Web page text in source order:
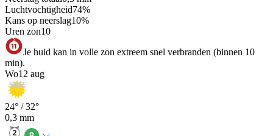
Luchtvochtigheid74%
Kans op neerslag10%
Uren zon10
Je huid kan in volle zon extreem snel verbranden (binnen 10
min).
Wo12 aug
24° /32°
0,3 mm